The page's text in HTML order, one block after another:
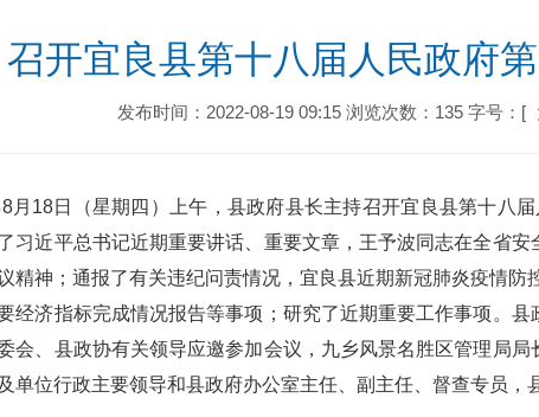
召开宜良县第十八届人民政府
发布时间：2022-08-19 09:15 浏览次数：135 字号：[
月18日（星期四）上午，县政府县长主持召开宜良县第十八
习近平总书记近期重要讲话、重要文章，王予波同志在全省
精神；通报了有关违纪问责情况，宜良县近期新冠肺炎疫情防
经济指标完成情况报告等事项；研究了近期重要工作事项。
会、县政协有关领导应邀参加会议，九乡风景名胜区管理局
单位行政主要领导和县政府办公室主任、副主任、督查专员，